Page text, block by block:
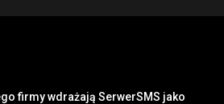
firmy wdrażają SerwerSMS jako